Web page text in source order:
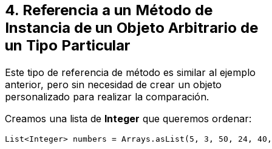
4. Referencia a un Método de
Instancia de un Objeto Arbitrario de
un Tipo Particular
Este tipo de referencia de método es similar al ejemplo
anterior, pero sin necesidad de crear un objeto
personalizado para realizar la comparación.
Creamos una lista de Integer que queremos ordenar:
List<Integer> numbers = Arrays.asList( 5 , 3 , 50 , 24 , 40